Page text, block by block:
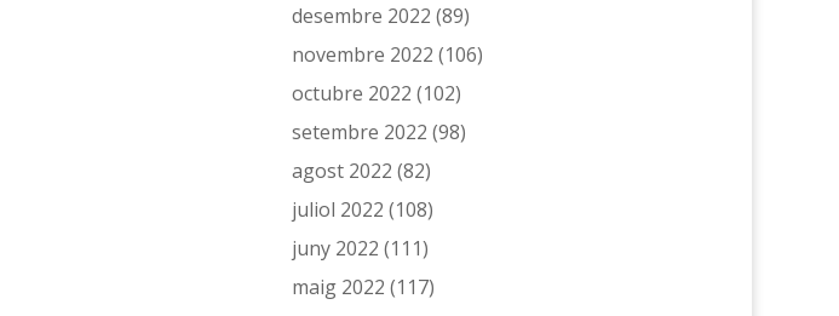
desembre 2022 (89)
novembre 2022 (106)
octubre 2022 (102)
setembre 2022 (98)
agost 2022 (82)
juliol 2022 (108)
juny 2022 (111)
maig 2022 (117)